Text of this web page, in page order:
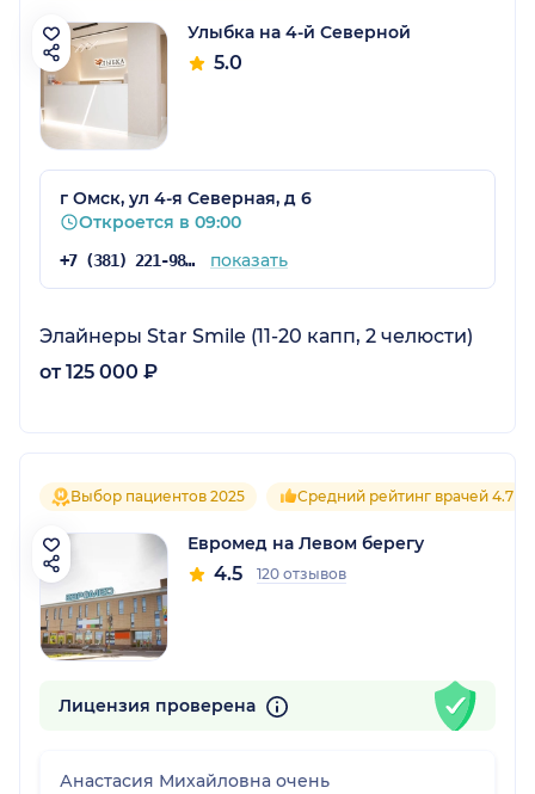
Улыбка на 4-й Северной
5.0
г Омск, ул 4-я Северная, д 6
Откроется в 09:00
+7 (381) 221-98-44 показать
Элайнеры Star Smile (11-20 капп, 2 челюсти)
от 125 000 ₽
Выбор пациентов 2025 Средний рейтинг врачей 4.7
Евромед на Левом берегу
4.5 120 отзывов
Лицензия проверена
Анастасия Михайловна очень